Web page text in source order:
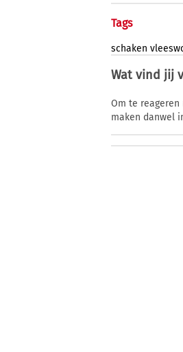
Tags
schaken
Wat vind jij
Om te
maken danwel